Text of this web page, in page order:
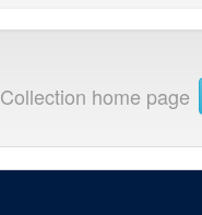
Collection home page